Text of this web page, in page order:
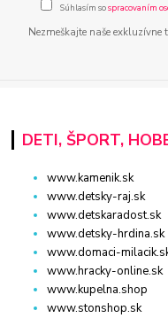
Súhlasím sospracovaním
Nezmeškajte naše exkluzívne
DETI, ŠPORT,
www.kamenik.sk
www.detsky-raj.sk
www.detskaradost.sk
www.detsky-hrdina.sk
www.domaci-
www.hracky-online.sk
www.kupelna.shop
www.stonshop.sk